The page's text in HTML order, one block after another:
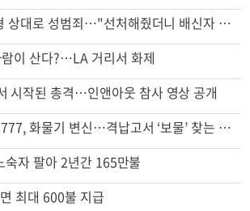
한인 남성, 처형 상대로 성범죄…"선처해줬더니 배신자 취급"
이 산다?…LA 거리서 화제
시작된 총격…인앤아웃 참사 영상 공개
74m짜리 보잉777, 화물기 변신…격납고서 ‘보물’ 찾는 인천공항
숙자 팔아 2년간 165만불
최대 600불 지급